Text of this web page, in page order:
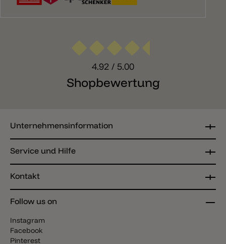
4.92 / 5.00
Shopbewertung
Follow us on
Instagram
Facebook
Pinterest
Kontakt
Unternehmensinformation
Service und Hilfe